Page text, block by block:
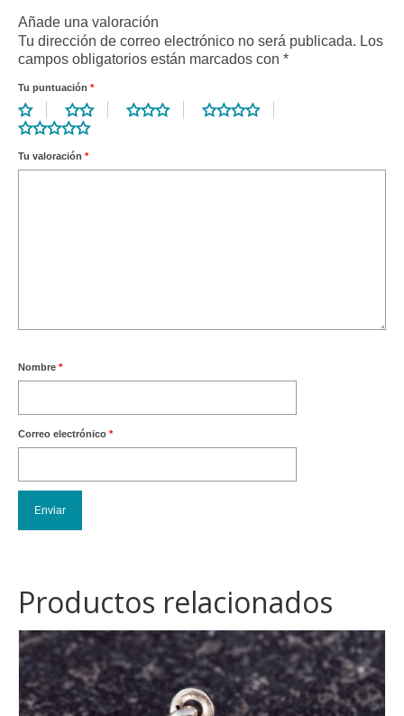
Añade una valoración
Tu dirección de correo electrónico no será publicada. Los
campos obligatorios están marcados con *
Tu puntuación *
Tu valoración *
Nombre *
Correo electrónico *
Productos relacionados